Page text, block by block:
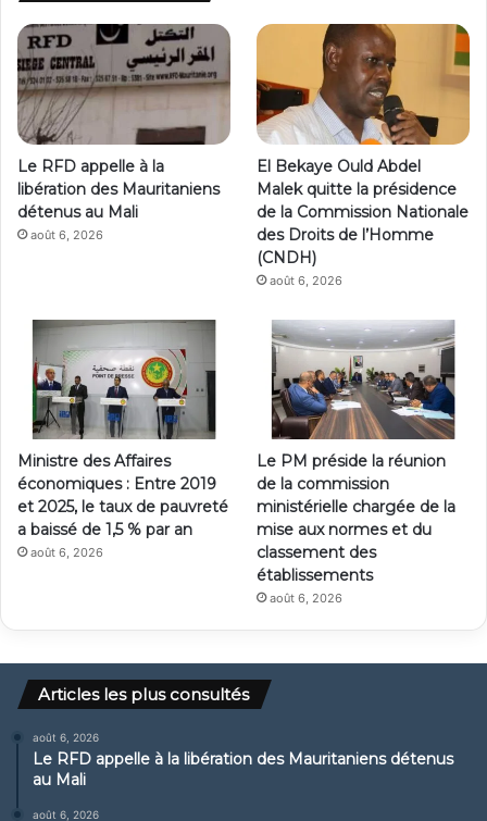
Le RFD appelle à la
libération des Mauritaniens
détenus au Mali
août 6, 2026
El Bekaye Ould Abdel
Malek quitte la présidence
de la Commission Nationale
des Droits de l’Homme
(CNDH)
août 6, 2026
Ministre des Affaires
économiques : Entre 2019
et 2025, le taux de pauvreté
a baissé de 1,5 % par an
août 6, 2026
Le PM préside la réunion
de la commission
ministérielle chargée de la
mise aux normes et du
classement des
établissements
août 6, 2026
Articles les plus consultés
août 6, 2026
Le RFD appelle à la libération des Mauritaniens détenus
au Mali
août 6, 2026